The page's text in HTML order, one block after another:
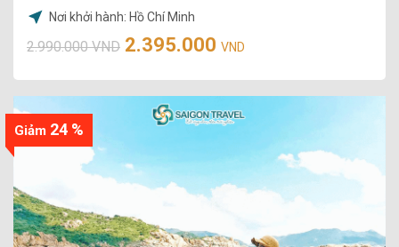
Nơi khởi hành: Hồ Chí Minh
2.990.000 VND 2.395.000 VND
Giảm 24 %